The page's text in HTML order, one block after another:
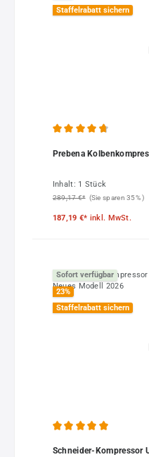
Staffelrabatt sichern
Prebena
Inhalt: 1 Stück
289,17 €* (Sie sparen 35% )
187,19 €* inkl. MwSt.
Sofort verfügbar
23%
Staffelrabatt sichern
Schneider-Kompressor